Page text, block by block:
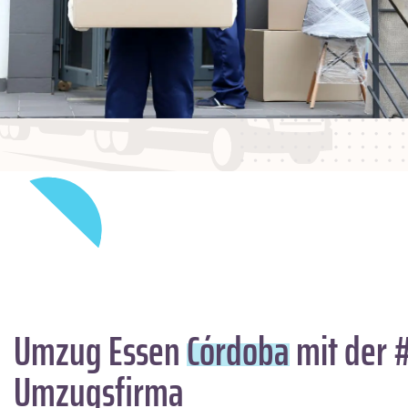
Umzug EssenCórdobamit der
Umzugsfirma